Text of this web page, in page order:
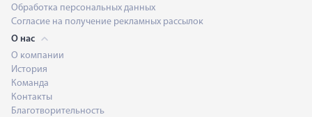
Обработка персональных данных
Согласие на получение рекламных рассылок
О нас
О компании
История
Команда
Контакты
Благотворительность